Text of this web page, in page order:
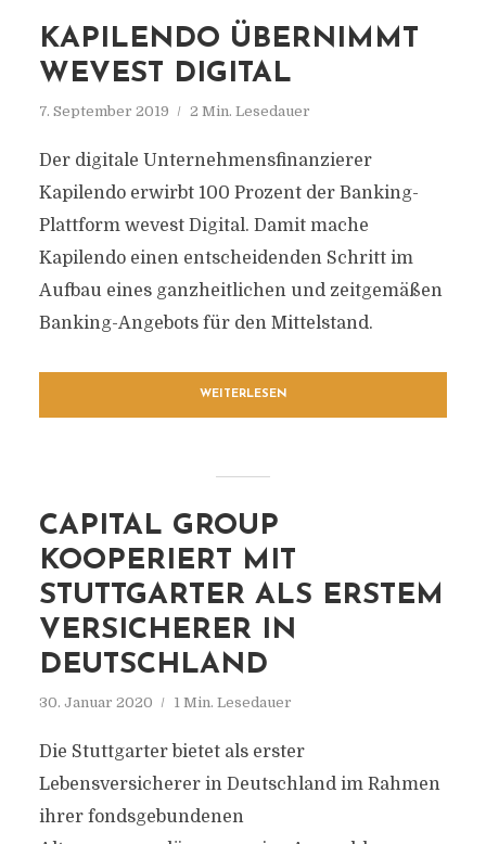
KAPILENDO ÜBERNIMMT
WEVEST DIGITAL
7. September 2019 2 Min. Lesedauer
Der digitale Unternehmensfinanzierer
Kapilendo erwirbt 100 Prozent der Banking-
Plattform wevest Digital. Damit mache
Kapilendo einen entscheidenden Schritt im
Aufbau eines ganzheitlichen und zeitgemäßen
Banking-Angebots für den Mittelstand.
WEITERLESEN
CAPITAL GROUP
KOOPERIERT MIT
STUTTGARTER ALS ERSTEM
VERSICHERER IN
DEUTSCHLAND
30. Januar 2020 1 Min. Lesedauer
Die Stuttgarter bietet als erster
Lebensversicherer in Deutschland im Rahmen
ihrer fondsgebundenen